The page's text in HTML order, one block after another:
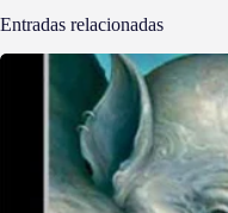
Entradas relacionadas